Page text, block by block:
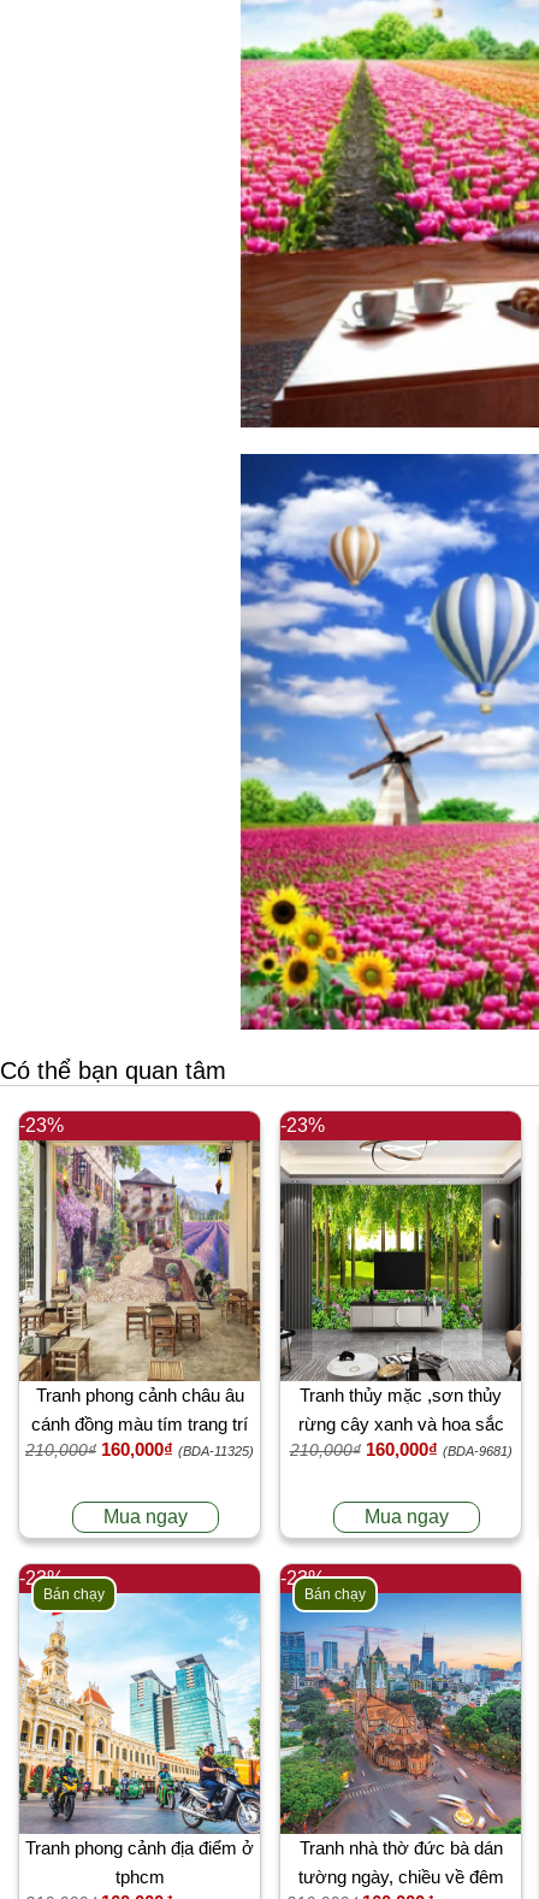
Có thể bạn quan tâm
-23%
Tranh phong cảnh châu âu
cánh đồng màu tím trang trí
quán cafe
210,000₫ 160,000₫ (BDA-11325)
Mua ngay
-23%
Tranh thủy mặc ,sơn thủy
rừng cây xanh và hoa sắc
màu
210,000₫ 160,000₫ (BDA-9681)
Mua ngay
Bán chạy
-23%
Tranh phong cảnh địa điểm ở
tphcm
Bán chạy
-23%
Tranh nhà thờ đức bà dán
tường ngày, chiều về đêm